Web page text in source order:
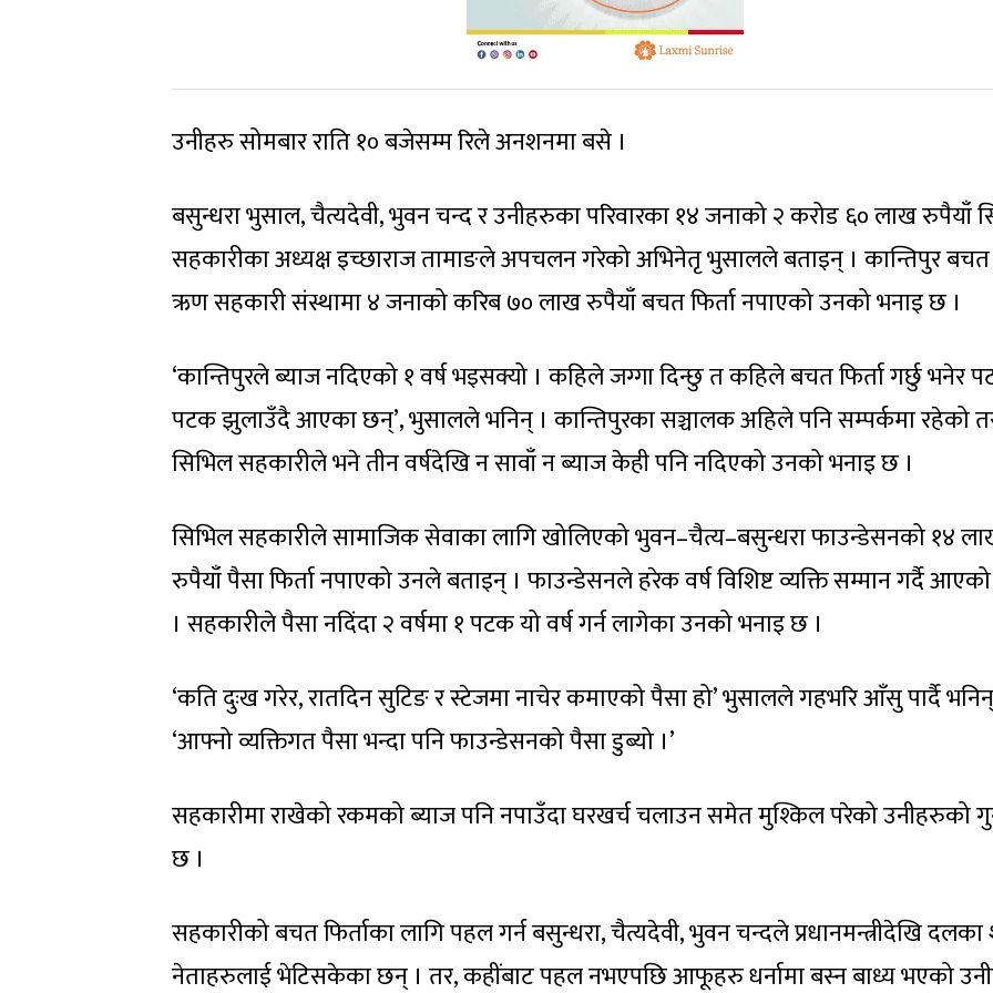
उनीहरु सोमबार राति १० बजेसम्म रिले अनशनमा बसे ।
बसुन्धरा भुसाल, चैत्यदेवी, भुवन चन्द र उनीहरुका परिवारका १४ जनाको २ करोड ६० लाख रुपैयाँ
सहकारीका अध्यक्ष इच्छाराज तामाङले अपचलन गरेको अभिनेतृ भुसालले बताइन् । कान्तिपुर
ऋण सहकारी संस्थामा ४ जनाको करिब ७० लाख रुपैयाँ बचत फिर्ता नपाएको उनको भनाइ छ ।
‘कान्तिपुरले ब्याज नदिएको १ वर्ष भइसक्यो । कहिले जग्गा दिन्छु त कहिले बचत फिर्ता गर्छु भनेर
पटक झुलाउँदै आएका छन्’, भुसालले भनिन् । कान्तिपुरका सञ्चालक अहिले पनि सम्पर्कमा रहेको
सिभिल सहकारीले भने तीन वर्षदेखि न सावाँ न ब्याज केही पनि नदिएको उनको भनाइ छ ।
सिभिल सहकारीले सामाजिक सेवाका लागि खोलिएको भुवन–चैत्य–बसुन्धरा फाउन्डेसनको १४
रुपैयाँ पैसा फिर्ता नपाएको उनले बताइन् । फाउन्डेसनले हरेक वर्ष विशिष्ट व्यक्ति सम्मान गर्दै
। सहकारीले पैसा नदिंदा २ वर्षमा १ पटक यो वर्ष गर्न लागेका उनको भनाइ छ ।
‘कति दुःख गरेर, रातदिन सुटिङ र स्टेजमा नाचेर कमाएको पैसा हो’ भुसालले गहभरि आँसु पार्दै
‘आफ्नो व्यक्तिगत पैसा भन्दा पनि फाउन्डेसनको पैसा डुब्यो ।’
सहकारीमा राखेको रकमको ब्याज पनि नपाउँदा घरखर्च चलाउन समेत मुश्किल परेको उनीहरुको
छ ।
सहकारीको बचत फिर्ताका लागि पहल गर्न बसुन्धरा, चैत्यदेवी, भुवन चन्दले प्रधानमन्त्रीदेखि दलका
नेताहरुलाई भेटिसकेका छन् । तर, कहींबाट पहल नभएपछि आफूहरु धर्नामा बस्न बाध्य भएको